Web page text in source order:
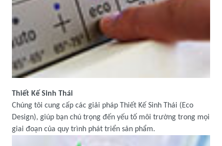
Thiết Kế Sinh Thái
Chúng tôi cung cấp các giải pháp Thiết Kế Sinh Thái (Eco
Design), giúp bạn chú trọng đến yếu tố môi trường trong mọi
giai đoạn của quy trình phát triển sản phẩm.